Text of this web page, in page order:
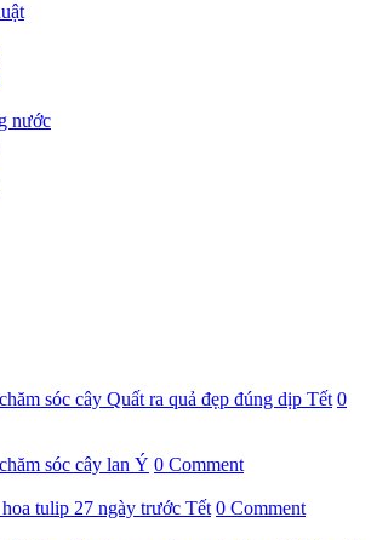
nước
sóc cây Quất ra quả đẹp đúng dịp Tết 0
sóc cây lan Ý 0 Comment
tulip 27 ngày trước Tết 0 Comment